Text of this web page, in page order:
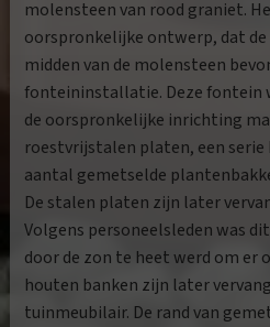
molensteen van rood graniet.
oorspronkelijke ontwerp, dat de
midden van de molensteen
fonteininstallatie. Deze fontein
de oorspronkelijke inrichting
roestvrijstalen platen, een serie
aantal gemetselde
De stalen platen zijn later
Volgens personeelsleden was
door de zon te heet werd om er
houten banken zijn later
tuinmeubilair. De rand van